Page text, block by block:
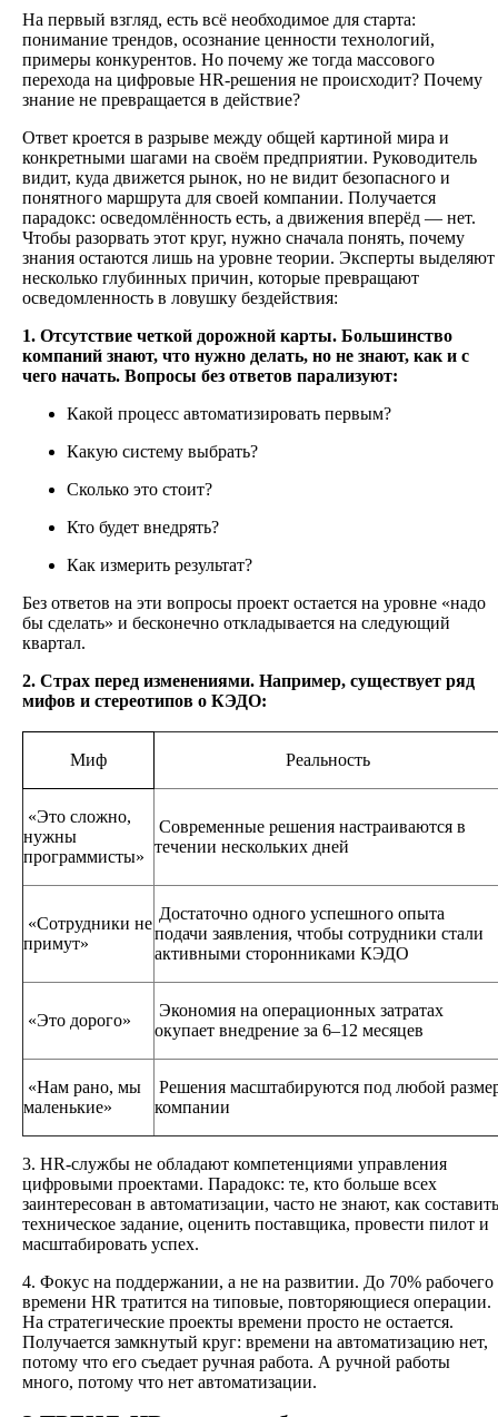
На первый взгляд, есть всё необходимое для старта:
понимание трендов, осознание ценности технологий,
примеры конкурентов. Но почему же тогда массового
перехода на цифровые HR-решения не происходит? Почему
знание не превращается в действие?
Ответ кроется в разрыве между общей картиной мира и
конкретными шагами на своём предприятии. Руководитель
видит, куда движется рынок, но не видит безопасного и
понятного маршрута для своей компании. Получается
парадокс: осведомлённость есть, а движения вперёд — нет.
Чтобы разорвать этот круг, нужно сначала понять, почему
знания остаются лишь на уровне теории. Эксперты выделяют
несколько глубинных причин, которые превращают
осведомленность в ловушку бездействия:
1. Отсутствие четкой дорожной карты. Большинство
компаний знают, что нужно делать, но не знают, как и с
чего начать. Вопросы без ответов парализуют:
Какой процесс автоматизировать первым?
Какую систему выбрать?
Сколько это стоит?
Кто будет внедрять?
Как измерить результат?
Без ответов на эти вопросы проект остается на уровне «надо
бы сделать» и бесконечно откладывается на следующий
квартал.
2. Страх перед изменениями. Например, существует ряд
мифов и стереотипов о КЭДО:
Миф Реальность
«Это сложно,
нужны
программисты»
Современные решения настраиваются в
течении нескольких дней
«Сотрудники не
примут»
Достаточно одного успешного опыта
подачи заявления, чтобы сотрудники стали
активными сторонниками КЭДО
«Это дорого»
Экономия на операционных затратах
окупает внедрение за 6–12 месяцев
«Нам рано, мы
маленькие»
Решения масштабируются под любой
компании
3. HR-службы не обладают компетенциями управления
цифровыми проектами. Парадокс: те, кто больше всех
заинтересован в автоматизации, часто не знают, как составить
техническое задание, оценить поставщика, провести пилот и
масштабировать успех.
4. Фокус на поддержании, а не на развитии. До 70% рабочего
времени HR тратится на типовые, повторяющиеся операции.
На стратегические проекты времени просто не остается.
Получается замкнутый круг: времени на автоматизацию нет,
потому что его съедает ручная работа. А ручной работы
много, потому что нет автоматизации.